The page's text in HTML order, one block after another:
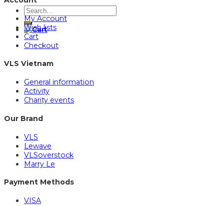
Search
for:
My Account
Wish lists
Cart
Checkout
VLS Vietnam
General information
Activity
Charity events
Our Brand
VLS
Lewave
VLSoverstock
Marry Le
Payment Methods
VISA